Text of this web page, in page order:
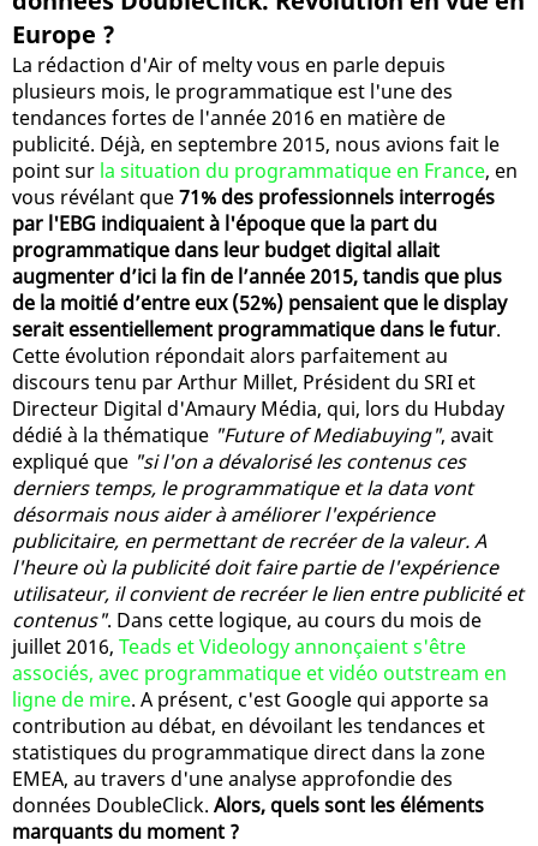
Europe ?
La rédaction d'Air of melty vous en parle depuis
plusieurs mois, le programmatique est l'une des
tendances fortes de l'année 2016 en matière de
publicité. Déjà, en septembre 2015, nous avions fait le
point sur la situation du programmatique en France, en
vous révélant que71% des professionnels interrogés
par l'EBG indiquaient à l'époque que la part du
programmatique dans leur budget digital allait
augmenter d’ici la fin de l’année 2015, tandis que plus
de la moitié d’entre eux (52%) pensaient que le display
serait essentiellement programmatique dans le futur.
Cette évolution répondait alors parfaitement au
discours tenu par Arthur Millet, Président du SRI et
Directeur Digital d'Amaury Média, qui, lors du Hubday
dédié à la thématique "Future of Mediabuying", avait
expliqué que "si l'on a dévalorisé les contenus ces
derniers temps, le programmatique et la data vont
désormais nous aider à améliorer l'expérience
publicitaire, en permettant de recréer de la valeur. A
l'heure où la publicité doit faire partie de l'expérience
utilisateur, il convient de recréer le lien entre publicité et
contenus". Dans cette logique, au cours du mois de
juillet 2016, Teads et Videology annonçaient s'être
associés, avec programmatique et vidéo outstream en
ligne de mire. A présent, c'est Google qui apporte sa
contribution au débat, en dévoilant les tendances et
statistiques du programmatique direct dans la zone
EMEA, au travers d'une analyse approfondie des
données DoubleClick. Alors, quels sont les éléments
marquants du moment ?